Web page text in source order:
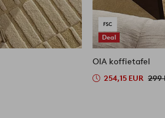
Deal
OIA koffietafel
254,15 EUR 299